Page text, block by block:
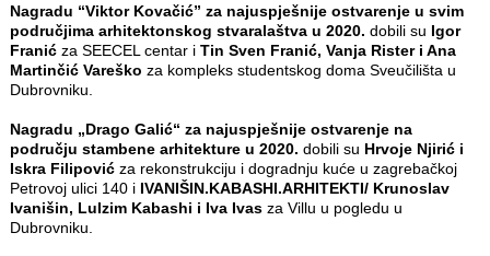
Nagradu “Viktor Kovačić” za najuspješnije ostvarenje u svim
područjima arhitektonskog stvaralaštva u 2020. dobili su Igor
Franićza SEECEL centar i Tin Sven Franić, Vanja Rister i Ana
Martinčić Vareško za kompleks studentskog doma Sveučilišta u
Dubrovniku.
Nagradu „Drago Galić“ za najuspješnije ostvarenje na
području stambene arhitekture u 2020. dobili su Hrvoje Njirić i
Iskra Filipovićza rekonstrukciju i dogradnju kuće u zagrebačkoj
Petrovoj ulici 140 i IVANIŠIN.KABASHI.ARHITEKTI/ Krunoslav
Ivanišin, Lulzim Kabashi i Iva Ivasza Villu u pogledu u
Dubrovniku.